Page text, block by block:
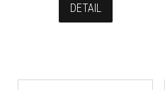
DETAIL